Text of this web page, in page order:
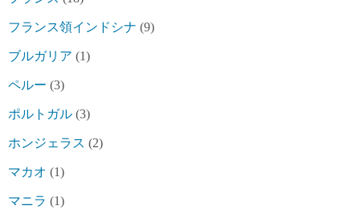
フランス領インドシナ (9)
ブルガリア (1)
ペルー (3)
ポルトガル (3)
ホンジェラス (2)
マカオ (1)
マニラ (1)